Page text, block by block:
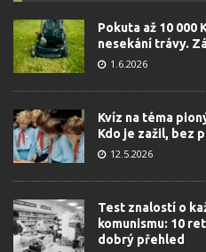
Pokuta až 10 000
nesekání trávy.
1.6.2026
Kvíz na téma
Kdo je zažil, bez
12.5.2026
Test znalostí o
komunismu: 10
dobrý přehled